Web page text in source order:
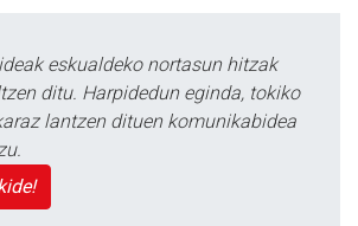
eskualdeko nortasun hitzak
ditu. Harpidedun eginda, tokiko
lantzen dituen komunikabidea